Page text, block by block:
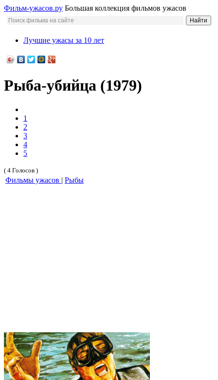
Фильм-ужасов.ру Большая коллекция фильмов ужасов
Лучшие ужасы за 10 лет
Рыба-убийца (1979)
1
2
3
4
5
( 4 Голосов )
Фильмы ужасов | Рыбы